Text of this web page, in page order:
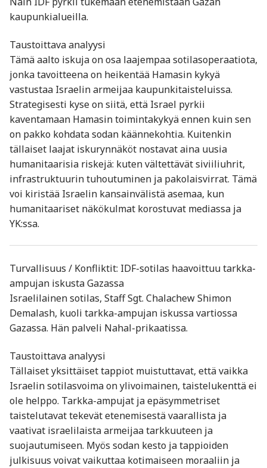
kaupunkialueilla.
Taustoittava analyysi
Tämä aalto iskuja on osa laajempaa sotilasoperaatiota,
jonka tavoitteena on heikentää Hamasin kykyä
vastustaa Israelin armeijaa kaupunkitaisteluissa.
Strategisesti kyse on siitä, että Israel pyrkii
kaventamaan Hamasin toimintakykyä ennen kuin sen
on pakko kohdata sodan käännekohtia. Kuitenkin
tällaiset laajat iskurynnäköt nostavat aina uusia
humanitaarisia riskejä: kuten vältettävät siviiliuhrit,
infrastruktuurin tuhoutuminen ja pakolaisvirrat. Tämä
voi kiristää Israelin kansainvälistä asemaa, kun
humanitaariset näkökulmat korostuvat mediassa ja
YK:ssa.
Turvallisuus / Konfliktit: IDF-sotilas haavoittuu tarkka-
ampujan iskusta Gazassa
Israelilainen sotilas, Staff Sgt. Chalachew Shimon
Demalash, kuoli tarkka-ampujan iskussa vartiossa
Gazassa. Hän palveli Nahal-prikaatissa.
Taustoittava analyysi
Tällaiset yksittäiset tappiot muistuttavat, että vaikka
Israelin sotilasvoima on ylivoimainen, taistelukenttä ei
ole helppo. Tarkka-ampujat ja epäsymmetriset
taistelutavat tekevät etenemisestä vaarallista ja
vaativat israelilaista armeijaa tarkkuuteen ja
suojautumiseen. Myös sodan kesto ja tappioiden
julkisuus voivat vaikuttaa kotimaiseen moraaliin ja